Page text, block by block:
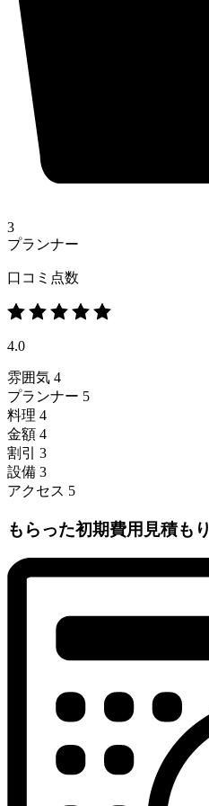
3
プランナー
口コミ点数
4.0
雰囲気 4
プランナー 5
料理 4
金額 4
割引
3
設備 3
アクセス 5
もらった初期費用見積もり